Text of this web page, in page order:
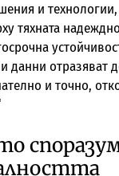
и технологии,
тяхната
данни отразяват
и точно,